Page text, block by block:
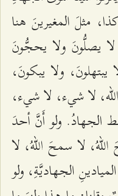
مثلَ المغیرينَ هنا
یصلُّونَ ولا یحجُّونَ
ولا یبكونَ،
لا شيء، لا شيء،
الجهادُ. ولو أَنَّ أحدَ
لا سمحَ اللّهُ، لا
الجهادیَّةِ، ولو